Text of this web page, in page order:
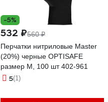
-5%
532 ₽560 ₽
Перчатки нитриловые Master
(20%) черные OPTISAFE
размер M, 100 шт 402-961
5(1)